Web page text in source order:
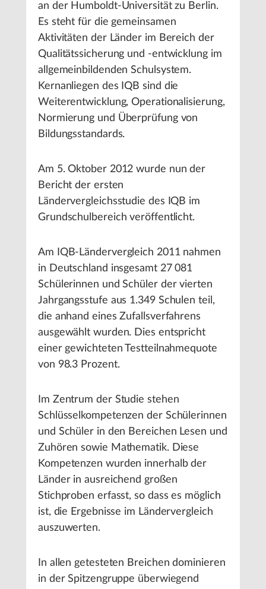
an der Humboldt-Universität zu Berlin.
Es steht für die gemeinsamen
Aktivitäten der Länder im Bereich der
Qualitätssicherung und -entwicklung im
allgemeinbildenden Schulsystem.
Kernanliegen des IQB sind die
Weiterentwicklung, Operationalisierung,
Normierung und Überprüfung von
Bildungsstandards.
Am 5. Oktober 2012 wurde nun der
Bericht der ersten
Ländervergleichsstudie des IQB im
Grundschulbereich veröffentlicht.
Am IQB-Ländervergleich 2011 nahmen
in Deutschland insgesamt 27 081
Schülerinnen und Schüler der vierten
Jahrgangsstufe aus 1.349 Schulen teil,
die anhand eines Zufallsverfahrens
ausgewählt wurden. Dies entspricht
einer gewichteten Testteilnahmequote
von 98.3 Prozent.
Im Zentrum der Studie stehen
Schlüsselkompetenzen der Schülerinnen
und Schüler in den Bereichen Lesen und
Zuhören sowie Mathematik. Diese
Kompetenzen wurden innerhalb der
Länder in ausreichend großen
Stichproben erfasst, so dass es möglich
ist, die Ergebnisse im Ländervergleich
auszuwerten.
In allen getesteten Breichen dominieren
in der Spitzengruppe überwiegend